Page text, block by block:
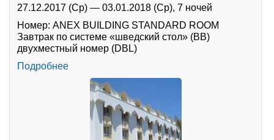
Поиск тура
Туры по России
Автобусные туры
Туры на пароме
27.12.2017 (Ср) — 03.01.2018 (Ср), 7 ночей
Номер: ANEX BUILDING STANDARD ROOM
Завтрак по системе «шведский стол» (BB)
двухместный номер (DBL)
Подробнее